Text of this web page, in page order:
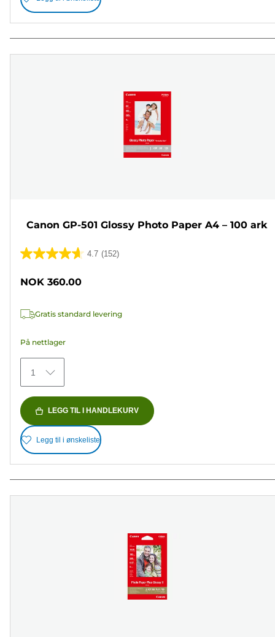
Canon GP-501 Glossy Photo Paper A4 – 100 ark
4.7 (152)
4.7
5
152
NOK 360.00
Gratis standard levering
På nettlager
1
LEGG TIL I HANDLEKURV
Legg til i ønskeliste